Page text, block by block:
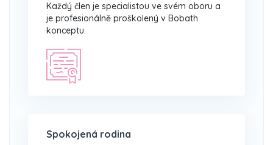
Každý člen je specialistou ve svém oboru a
je profesionálně proškolený v Bobath
konceptu.
Spokojená rodina